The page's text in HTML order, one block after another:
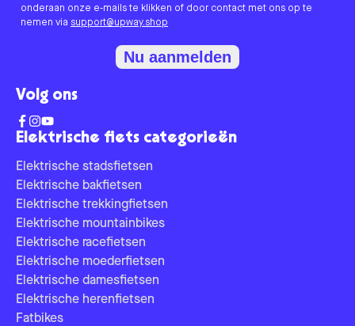
Elektrische fiets categorieën
Elektrische stadsfietsen
Elektrische bakfietsen
Elektrische trekkingfietsen
Elektrische mountainbikes
Elektrische racefietsen
Elektrische moederfietsen
Elektrische damesfietsen
Elektrische herenfietsen
Fatbikes
onderaan onze e-mails te klikken of door contact met ons op te
nemen via support@upway.shop
Nu aanmelden
Volg ons